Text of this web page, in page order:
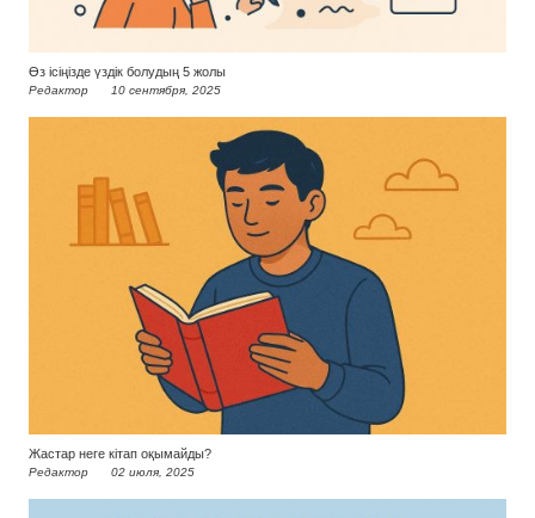
Өз ісіңізде үздік болудың 5 жолы
Редактор 10 сентября, 2025
Жастар неге кітап оқымайды?
Редактор 02 июля, 2025